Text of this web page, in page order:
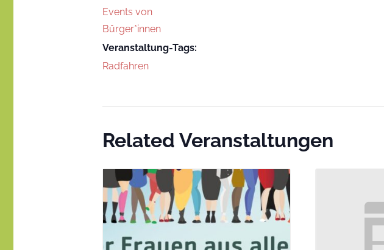
Events von
Bürger*innen
Veranstaltung-Tags:
Radfahren
Related Veranstaltungen